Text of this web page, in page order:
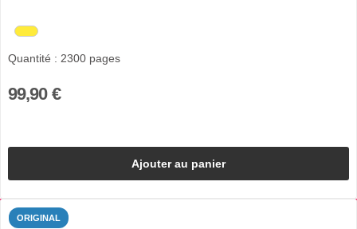
Quantité : 2300 pages
99,90 €
Ajouter au panier
ORIGINAL